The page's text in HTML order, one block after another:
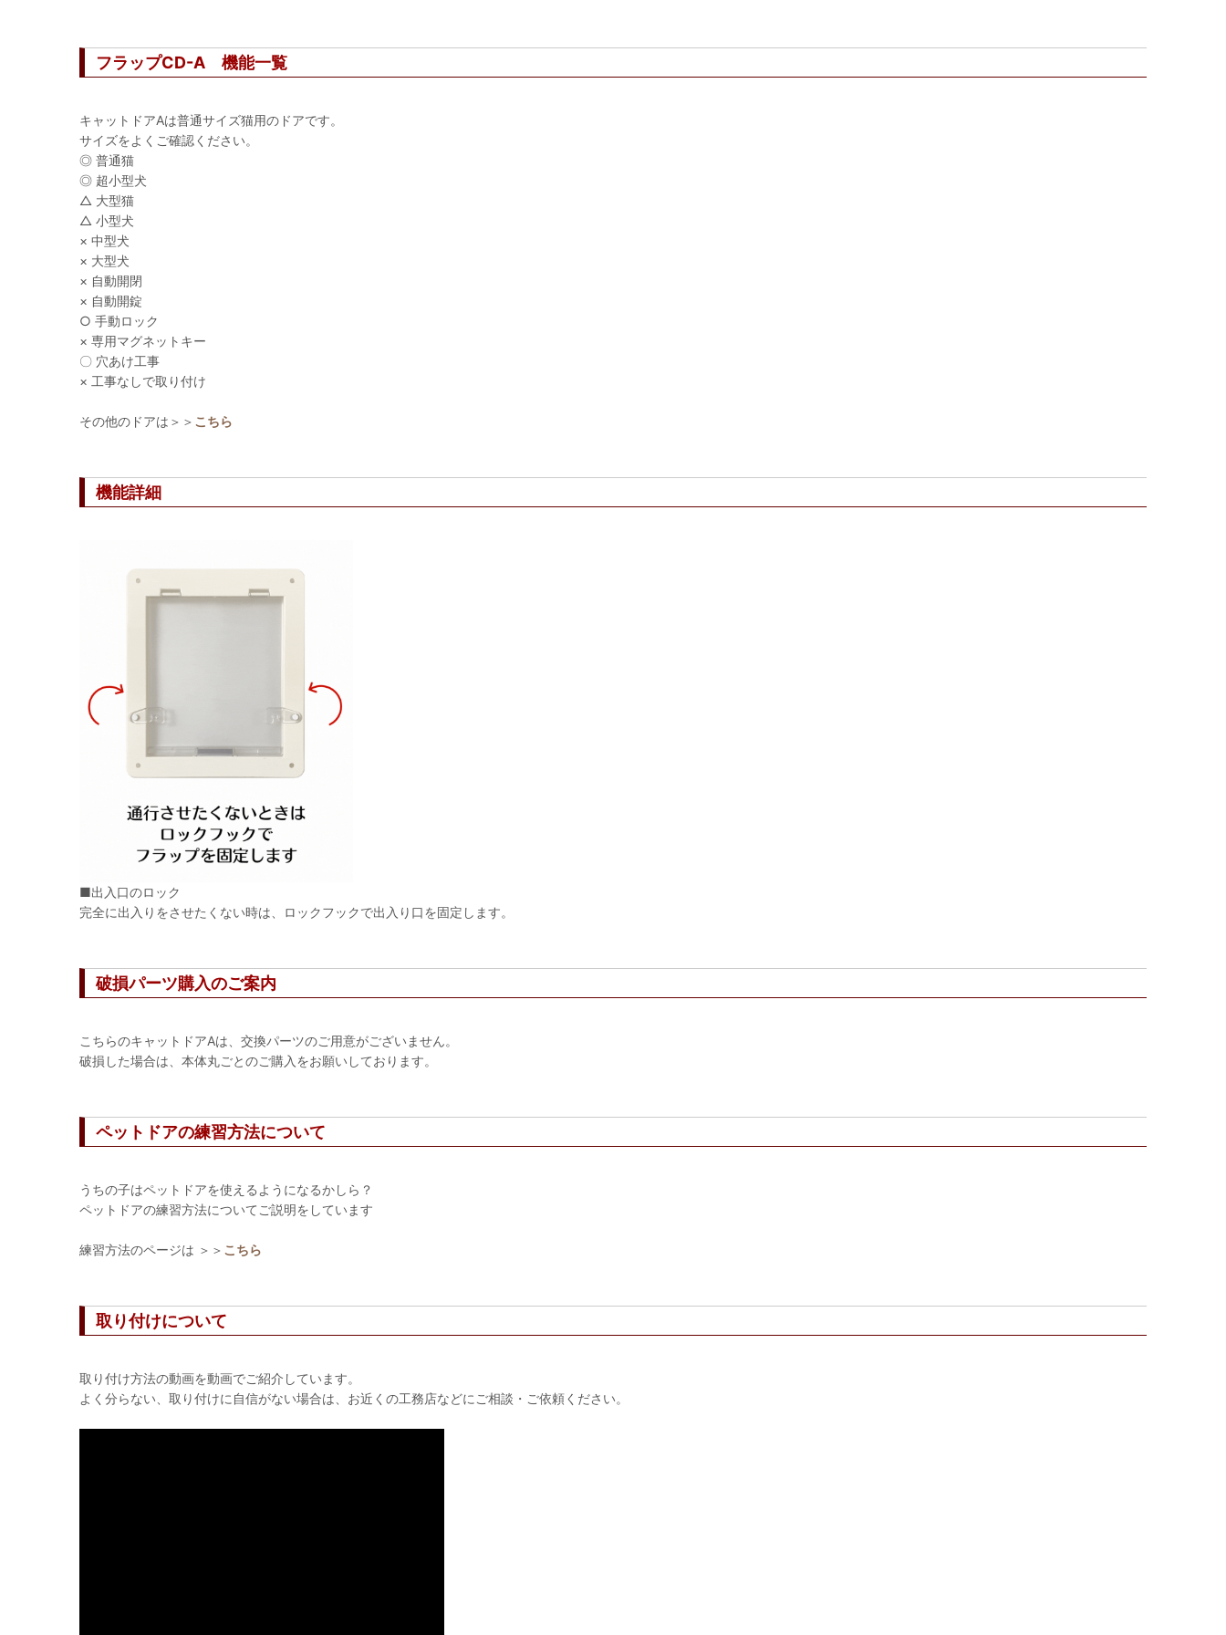
フラップCD-A 機能一覧
キャットドアAは普通サイズ猫用のドアです。
サイズをよくご確認ください。
◎ 普通猫
◎ 超小型犬
△ 大型猫
△ 小型犬
× 中型犬
× 大型犬
× 自動開閉
× 自動開錠
○ 手動ロック
× 専用マグネットキー
〇 穴あけ工事
× 工事なしで取り付け
その他のドアは＞＞ こちら
機能詳細
■出入口のロック
完全に出入りをさせたくない時は、ロックフックで出入り口を固定します。
破損パーツ購入のご案内
こちらのキャットドアAは、交換パーツのご用意がございません。
破損した場合は、本体丸ごとのご購入をお願いしております。
ペットドアの練習方法について
うちの子はペットドアを使えるようになるかしら？
ペットドアの練習方法についてご説明をしています
練習方法のページは ＞＞ こちら
取り付けについて
取り付け方法の動画を動画でご紹介しています。
よく分らない、取り付けに自信がない場合は、お近くの工務店などにご相談・ご依頼ください。